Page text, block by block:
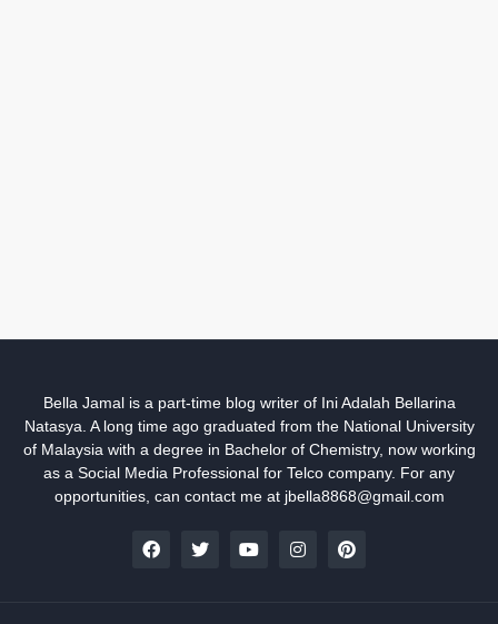
Bella Jamal is a part-time blog writer of Ini Adalah Bellarina
Natasya. A long time ago graduated from the National University
of Malaysia with a degree in Bachelor of Chemistry, now working
as a Social Media Professional for Telco company. For any
opportunities, can contact me at jbella8868@gmail.com